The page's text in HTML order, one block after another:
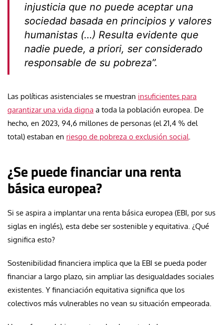
injusticia que no puede aceptar una
sociedad basada en principios y valores
humanistas (…) Resulta evidente que
nadie puede, a priori, ser considerado
responsable de su pobreza”.
Las políticas asistenciales se muestran insuficientes para
garantizar una vida digna a toda la población europea. De
hecho, en 2023, 94,6 millones de personas (el 21,4 % del
total) estaban en riesgo de pobreza o exclusión social.
¿Se puede financiar una renta
básica europea?
Si se aspira a implantar una renta básica europea (EBI, por sus
siglas en inglés), esta debe ser sostenible y equitativa. ¿Qué
significa esto?
Sostenibilidad financiera implica que la EBI se pueda poder
financiar a largo plazo, sin ampliar las desigualdades sociales
existentes. Y financiación equitativa significa que los
colectivos más vulnerables no vean su situación empeorada.